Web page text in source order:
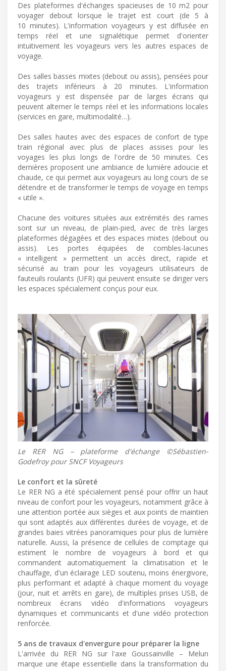
Des plateformes d'échanges spacieuses de 10 m2 pour
voyager debout lorsque le trajet est court (de 5 à
10 minutes). L'information voyageurs y est diffusée en
temps réel et une signalétique permet d'orienter
intuitivement les voyageurs vers les autres espaces de
voyage.
Des salles basses mixtes (debout ou assis), pensées pour
des trajets inférieurs à 20 minutes. L'information
voyageurs y est dispensée par de larges écrans qui
peuvent alterner le temps réel et les informations locales
(services en gare, multimodalité…).
Des salles hautes avec des espaces de confort de type
train régional avec plus de places assises pour les
voyages les plus longs de l'ordre de 50 minutes. Ces
dernières proposent une ambiance de lumière adoucie et
chaude, ce qui permet aux voyageurs au long cours de se
détendre et de transformer le temps de voyage en temps
« utile ».
Chacune des voitures situées aux extrémités des rames
sont sur un niveau, de plain-pied, avec de très larges
plateformes dégagées et des espaces mixtes (debout ou
assis). Les portes équipées de combles-lacunes
« intelligent » permettent un accès direct, rapide et
sécurisé au train pour les voyageurs utilisateurs de
fauteuils roulants (UFR) qui peuvent ensuite se diriger vers
les espaces spécialement conçus pour eux.
Le RER NG – plateforme d'échange ©Sébastien-
Godefroy pour SNCF Voyageurs
Le confort et la sûreté
Le RER NG a été spécialement pensé pour offrir un haut
niveau de confort pour les voyageurs, notamment grâce à
une attention portée aux sièges et aux points de maintien
qui sont adaptés aux différentes durées de voyage, et de
grandes baies vitrées panoramiques pour plus de lumière
naturelle. Aussi, la présence de cellules de comptage qui
estiment le nombre de voyageurs à bord et qui
commandent automatiquement la climatisation et le
chauffage, d'un éclairage LED soutenu, moins énergivore,
plus performant et adapté à chaque moment du voyage
(jour, nuit et arrêts en gare), de multiples prises USB, de
nombreux écrans vidéo d'informations voyageurs
dynamiques et communicants et d'une vidéo protection
renforcée.
5 ans de travaux d'envergure pour préparer la ligne
L'arrivée du RER NG sur l'axe Goussainville – Melun
marque une étape essentielle dans la transformation du